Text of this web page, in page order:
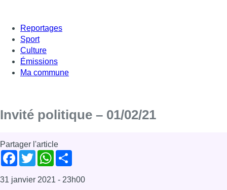
Reportages
Sport
Culture
Émissions
Ma commune
Invité politique – 01/02/21
Partager l'article
Facebook
TwitterWhatsApp
31 janvier 2021 - 23h00